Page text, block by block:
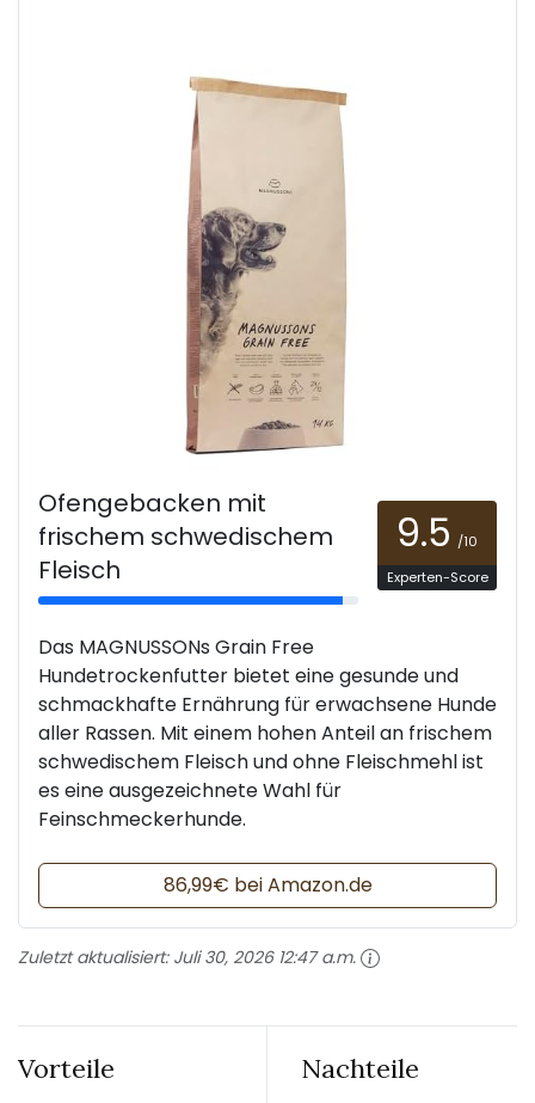
Ofengebacken mit
frischem schwedischem
Fleisch
9.5 /10
Experten-Score
Das MAGNUSSONs Grain Free
Hundetrockenfutter bietet eine gesunde und
schmackhafte Ernährung für erwachsene Hunde
aller Rassen. Mit einem hohen Anteil an frischem
schwedischem Fleisch und ohne Fleischmehl ist
es eine ausgezeichnete Wahl für
Feinschmeckerhunde.
86,99€ bei Amazon.de
Zuletzt aktualisiert: Juli 30, 2026 12:47 a.m.
Vorteile Nachteile